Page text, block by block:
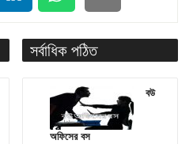
সর্বাধিক পঠিত
বউ
অফিসের বস